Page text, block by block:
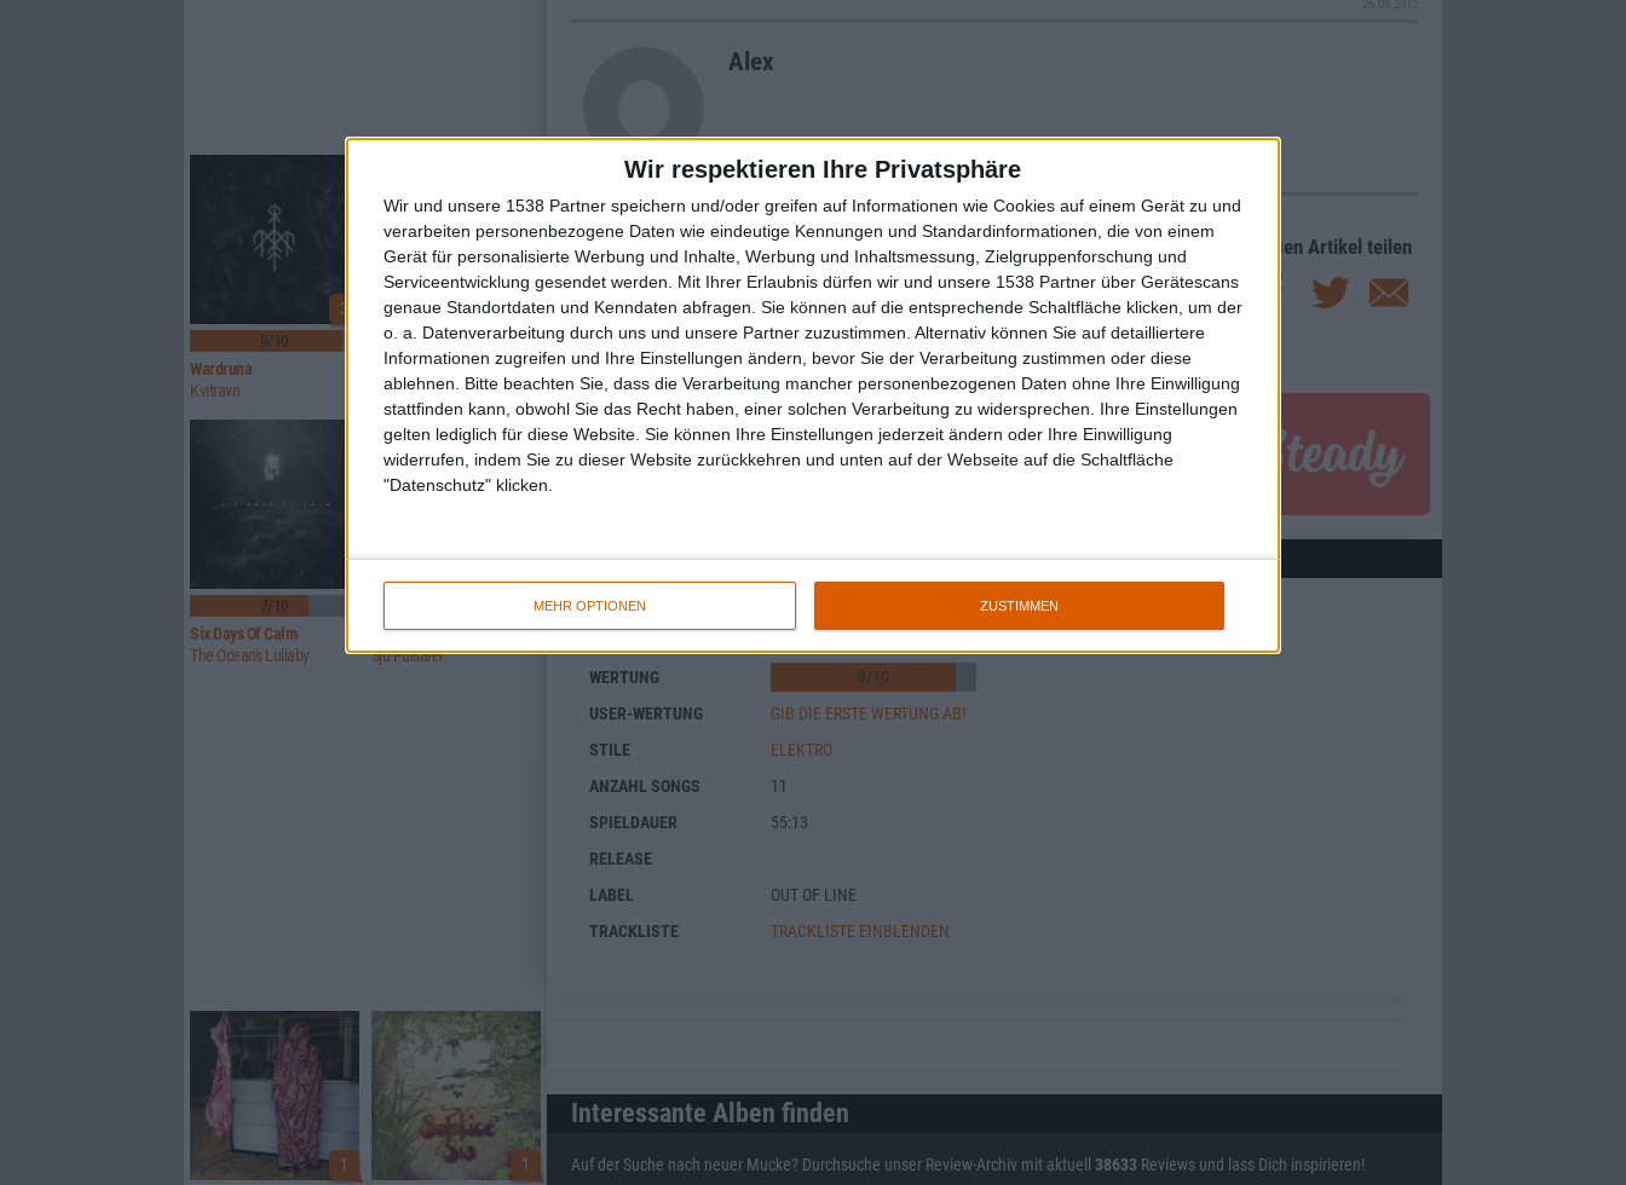
Wir respektieren Ihre Privatsphäre
Wir und unsere 1538 Partner speichern und/oder greifen auf Informationen wie Cookies auf einem Gerät zu und
verarbeiten personenbezogene Daten wie eindeutige Kennungen und Standardinformationen, die von einem
Gerät für personalisierte Werbung und Inhalte, Werbung und Inhaltsmessung, Zielgruppenforschung und
Serviceentwicklung gesendet werden.
Mit Ihrer Erlaubnis dürfen wir und unsere 1538 Partner über Gerätescans
genaue Standortdaten und Kenndaten abfragen. Sie können auf die entsprechende Schaltfläche klicken, um der
o. a. Datenverarbeitung durch uns und unsere Partner zuzustimmen. Alternativ können Sie auf detailliertere
Informationen zugreifen und Ihre Einstellungen ändern, bevor Sie der Verarbeitung zustimmen oder diese
ablehnen.
Bitte beachten Sie, dass die Verarbeitung mancher personenbezogenen Daten ohne Ihre Einwilligung
stattfinden kann, obwohl Sie das Recht haben, einer solchen Verarbeitung zu widersprechen. Ihre Einstellungen
gelten lediglich für diese Website. Sie können Ihre Einstellungen jederzeit ändern oder Ihre Einwilligung
widerrufen, indem Sie zu dieser Website zurückkehren und unten auf der Webseite auf die Schaltfläche
"Datenschutz" klicken.
MEHR OPTIONEN ZUSTIMMEN
Alex
Newsletter abonnieren Diesen Artikel teilen
Chrom - Synthetic Movement
BAND CHROM
WERTUNG 9/10
USER-WERTUNG
GIB DIE ERSTE WERTUNG AB!
STILE
ELEKTRO
ANZAHL SONGS
11
SPIELDAUER
55:13
RELEASE
LABEL
OUT OF LINE
TRACKLISTE
TRACKLISTE EINBLENDEN
Interessante Alben finden
Auf der Suche nach neuer Mucke? Durchsuche unser Review-Archiv mit aktuell 38633 Reviews und lass Dich inspirieren!
3
9/10
Wardruna
Kvitravn
7/10
A Stick And A Stone
Versatile
7/10
Six Days Of Calm
The Ocean's Lullaby
Mitochondrial Sun
Sju Pulsarer
1
1